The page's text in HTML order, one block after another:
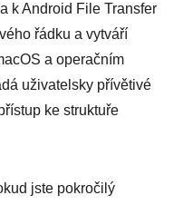
k Android File Transfer
řádku a vytváří
a operačním
uživatelsky přívětivé
ke struktuře
jste pokročilý